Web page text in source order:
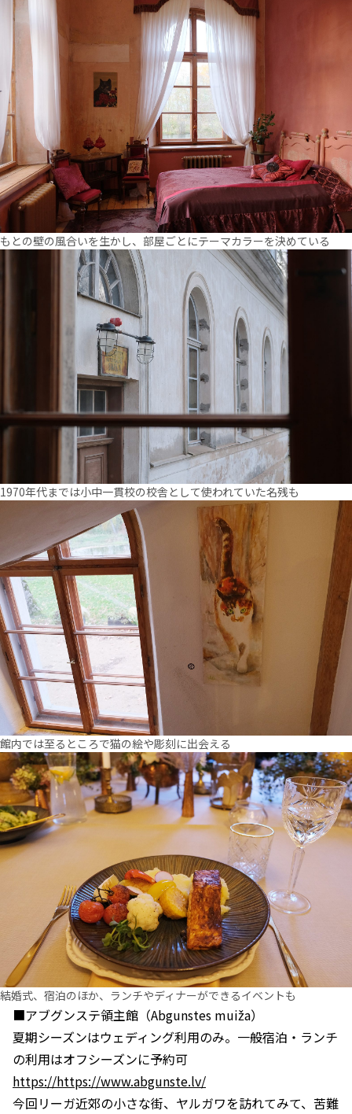
もとの壁の風合いを生かし、部屋ごとにテーマカラーを決めている
1970年代までは小中一貫校の校舎として使われていた名残も
館内では至るところで猫の絵や彫刻に出会える
結婚式、宿泊のほか、ランチやディナーができるイベントも
■アブグンステ領主館（Abgunstes muiža）
夏期シーズンはウェディング利用のみ。一般宿泊・ランチ
の利用はオフシーズンに予約可
https://https://www.abgunste.lv/
今回リーガ近郊の小さな街、ヤルガワを訪れてみて、苦難